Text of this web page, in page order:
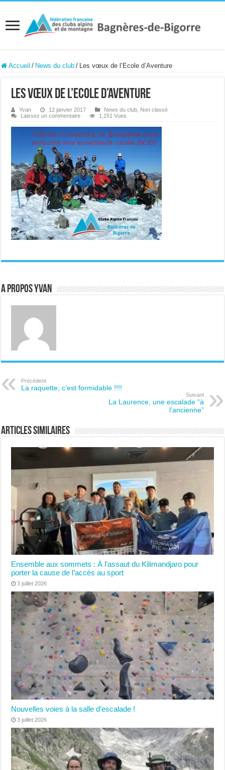
Accueil / News du club / Les vœux de l’Ecole d’Aventure
Les vœux de l’Ecole d’Aventure
Yvan 12 janvier 2017 News du club Non classé
Laissez un commentaire
1,151 Vues
A propos Yvan
Précédent
La raquette, c’est formidable !!!!
Suivant
La Laurence, une escalade “à
l’ancienne”
Articles similaires
Ensemble aux sommets : À l’assaut du Kilimandjaro pour
porter la cause de l’accès au sport
3 juillet 2026
Nouvelles voies à la salle d’escalade !
3 juillet 2026